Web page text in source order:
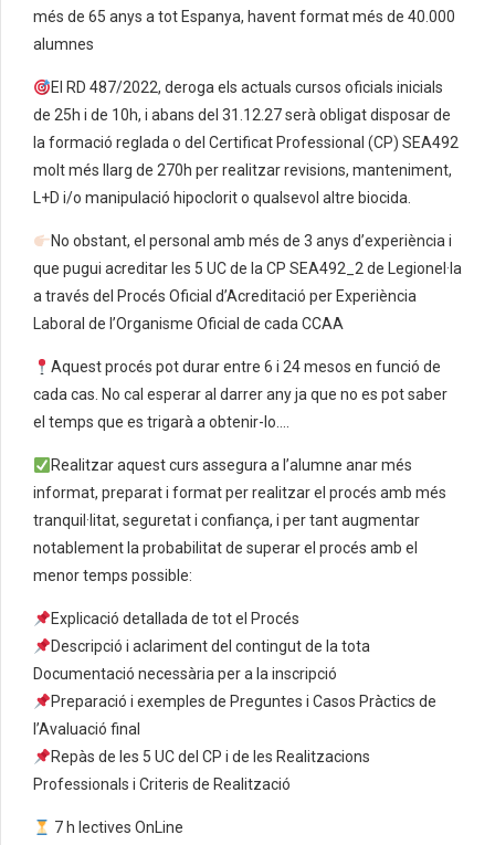
més de 65 anys a tot Espanya, havent format més de 40.000
alumnes
El RD 487/2022, deroga els actuals cursos oficials inicials
de 25h i de 10h, i abans del 31.12.27 serà obligat disposar de
la formació reglada o del Certificat Professional (CP) SEA492
molt més llarg de 270h per realitzar revisions, manteniment,
L+D i/o manipulació hipoclorit o qualsevol altre biocida.
No obstant, el personal amb més de 3 anys d’experiència i
que pugui acreditar les 5 UC de la CP SEA492_2 de Legionel·la
a través del Procés Oficial d’Acreditació per Experiència
Laboral de l’Organisme Oficial de cada CCAA
Aquest procés pot durar entre 6 i 24 mesos en funció de
cada cas. No cal esperar al darrer any ja que no es pot saber
el temps que es trigarà a obtenir-lo….
Realitzar aquest curs assegura a l’alumne anar més
informat, preparat i format per realitzar el procés amb més
tranquil·litat, seguretat i confiança, i per tant augmentar
notablement la probabilitat de superar el procés amb el
menor temps possible:
Explicació detallada de tot el Procés
Descripció i aclariment del contingut de la tota
Documentació necessària per a la inscripció
Preparació i exemples de Preguntes i Casos Pràctics de
l’Avaluació final
Repàs de les 5 UC del CP i de les Realitzacions
Professionals i Criteris de Realització
7 h lectives OnLine